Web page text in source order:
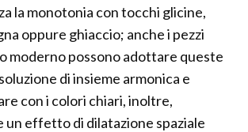
la monotonia con tocchi glicine,
oppure ghiaccio; anche i pezzi
moderno possono adottare queste
di insieme armonica e
con i colori chiari, inoltre,
un effetto di dilatazione spaziale